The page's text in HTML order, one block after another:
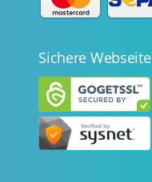
Sichere Webseite